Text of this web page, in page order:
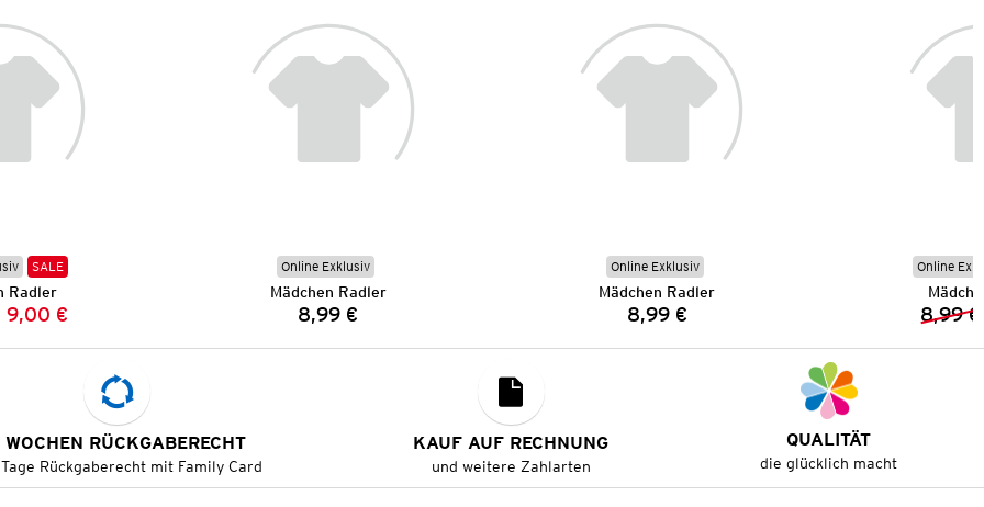
SALE
Radler
Preis:
Preis:
9,00 €
Online Exklusiv
Mädchen Radler
Preis:
8,99 €
Online Exklusiv
Mädchen Radler
Preis:
8,99 €
Online
8,99 €
RÜCKGABERECHT
Rückgaberecht mit Family Card
KAUF AUF RECHNUNG
und weitere Zahlarten
QUALITÄT
die glücklich macht